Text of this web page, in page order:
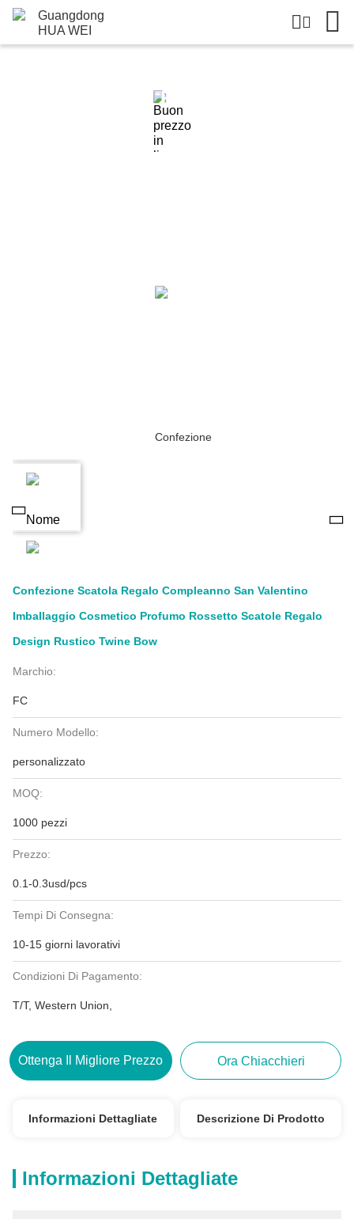
Dettagli Dei Prodotti
Confezione Scatola Regalo Compleanno San Valentino
Imballaggio Cosmetico Profumo Rossetto Scatole Regalo
Design Rustico Twine Bow
Marchio:
FC
Numero Modello:
personalizzato
MOQ:
1000 pezzi
Prezzo:
0.1-0.3usd/pcs
Tempi Di Consegna:
10-15 giorni lavorativi
Condizioni Di Pagamento:
T/T, Western Union,
Ottenga Il Migliore Prezzo Ora Chiacchieri
Informazioni Dettagliate Descrizione Di Prodotto
Informazioni Dettagliate